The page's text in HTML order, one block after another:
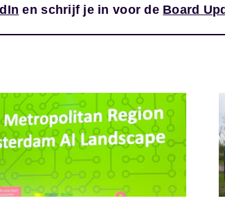
en schrijf je in voor de Board